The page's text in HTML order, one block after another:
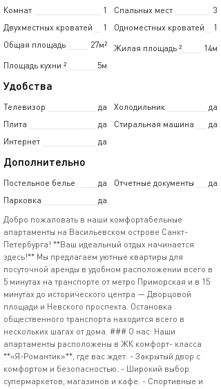
Комнат 1 Спальных мест
3
Двухместных кроватей
1 Одноместных кроватей
1
Общая площадь
27м² Жилая площадь 14м
²
Площадь кухни
5м
²
Удобства
Телевизор да Холодильник
да
Плита
да Стиральная машина
да
Интернет
да
Дополнительно
Постельное белье да Отчетные документы
да
Парковка
да
Добро пожаловать в наши комфортабельные
апартаменты на Васильевском острове Санкт-
Петербурга! **Ваш идеальный отдых начинается
здесь!** Мы предлагаем уютные квартиры для
посуточной аренды в удобном расположении всего в
5 минутах на транспорте от метро Приморская и в 15
минутах до исторического центра — Дворцовой
площади и Невского проспекта. Остановка
общественного транспорта находится всего в
нескольких шагах от дома. ### О нас: Наши
апартаменты расположены в ЖК комфорт- класса
**«Я-Романтик»**, где вас ждет: - Закрытый двор с
комфортом и безопасностью. - Широкий выбор
супермаркетов, магазинов и кафе. - Спортивные и